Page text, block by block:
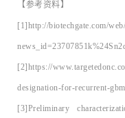
【参考资料】
[1]http://biotechgate.com/
[2]https://
designation-for-recurrent-gbm
[3]Preliminary